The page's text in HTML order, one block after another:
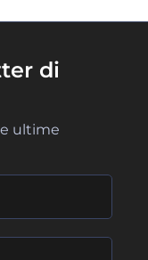
di
ultime